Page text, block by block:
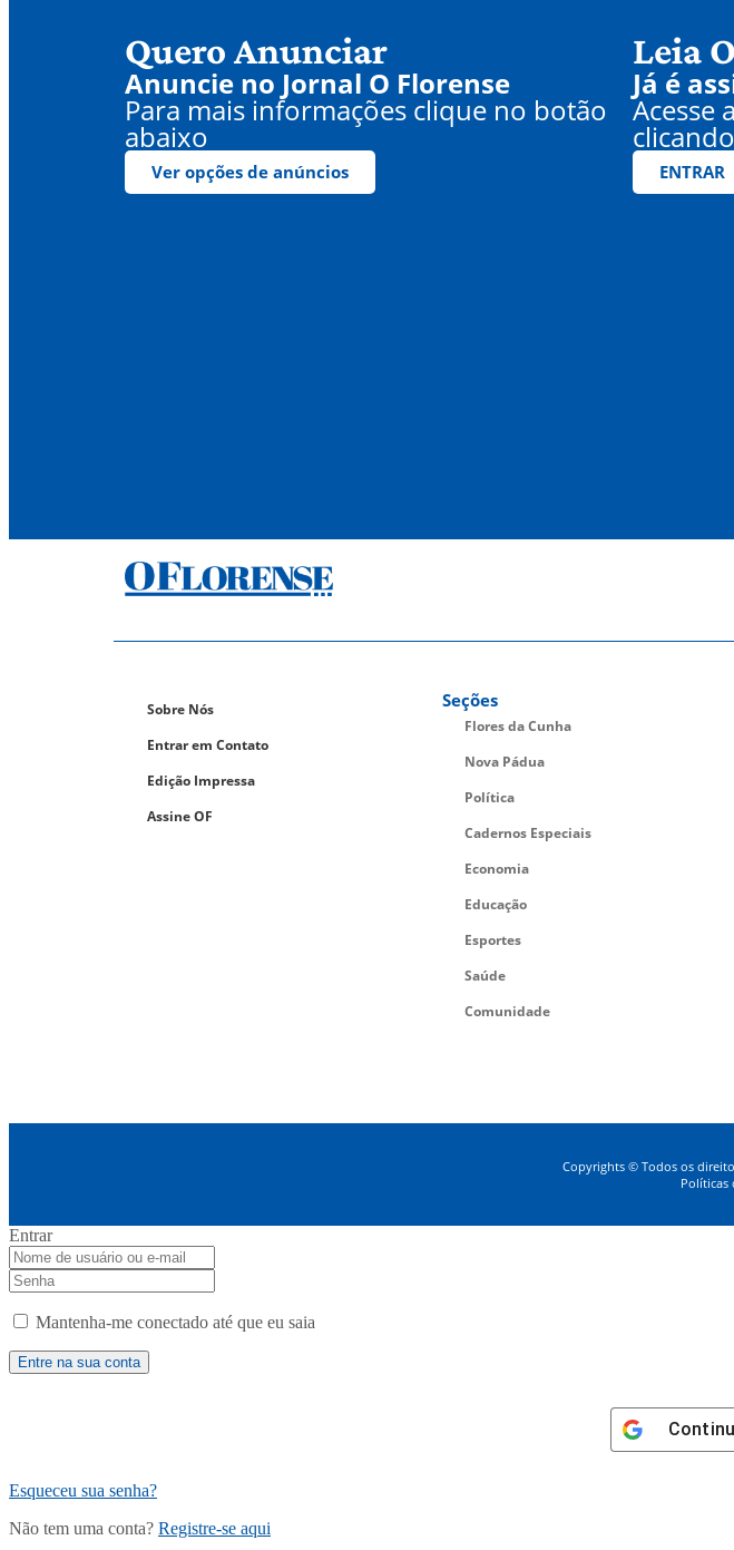
Quero Anunciar
Anuncie no Jornal O Florense
Para mais informações clique no botão
abaixo
Ver opções de anúncios
Leia
Já é
Acesse
ENTRAR
Sobre Nós
Entrar em Contato
Edição Impressa
Assine OF
Seções
Flores da Cunha
Nova Pádua
Política
Cadernos Especiais
Economia
Educação
Esportes
Saúde
Comunidade
Copyrights © Todos os
Políticas
Entrar
Mantenha-me conectado até que eu saia
Esqueceu sua senha?
Não tem uma conta? Registre-se aqui